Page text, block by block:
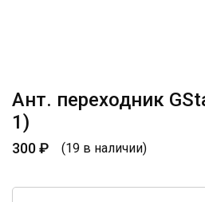
Ант. переходник
1)
300₽ (19 в наличии)